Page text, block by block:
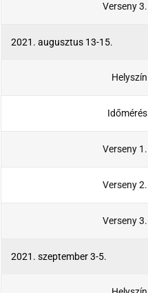
Verseny 3.
2021. augusztus 13-15.
Helyszín
Időmérés
Verseny 1.
Verseny 2.
Verseny 3.
2021. szeptember 3-5.